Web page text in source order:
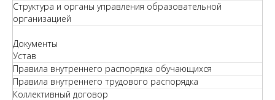
Структура и органы управления образовательной
организацией
Документы
Устав
Правила внутреннего распорядка обучающихся
Правила внутреннего трудового распорядка
Коллективный договор